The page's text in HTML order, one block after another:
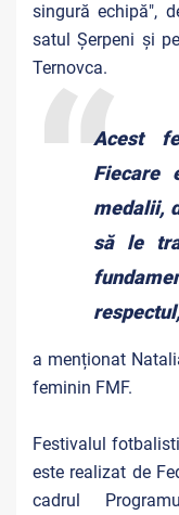
singură echipă",
satul Șerpeni și
Ternovca.
Acest
Fiecare
medalii,
să le
a menționat
feminin FMF.
Festivalul
este realizat de
cadrul